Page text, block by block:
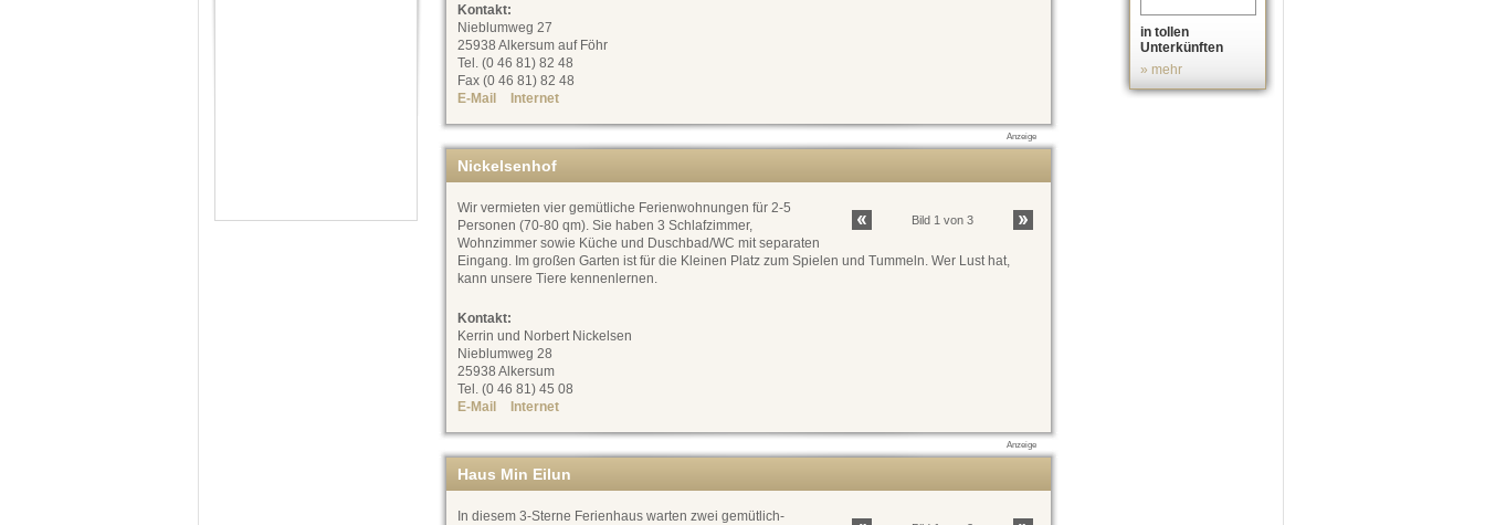
Kontakt:
Nieblumweg 27
25938 Alkersum auf Föhr
Tel. (0 46 81) 82 48
Fax (0 46 81) 82 48
E-Mail
Internet
Anzeige
Nickelsenhof
Bild 1 von 3
Wir vermieten vier gemütliche Ferienwohnungen für 2-5
Personen (70-80 qm). Sie haben 3 Schlafzimmer,
Wohnzimmer sowie Küche und Duschbad/WC mit separaten
Eingang. Im großen Garten ist für die Kleinen Platz zum Spielen und Tummeln. Wer Lust hat,
kann unsere Tiere kennenlernen.
Kontakt:
Kerrin und Norbert Nickelsen
Nieblumweg 28
25938 Alkersum
Tel. (0 46 81) 45 08
E-Mail
Internet
Anzeige
Haus Min Eilun
In diesem 3-Sterne Ferienhaus warten zwei gemütlich-
in tollen
Unterkünften
» mehr